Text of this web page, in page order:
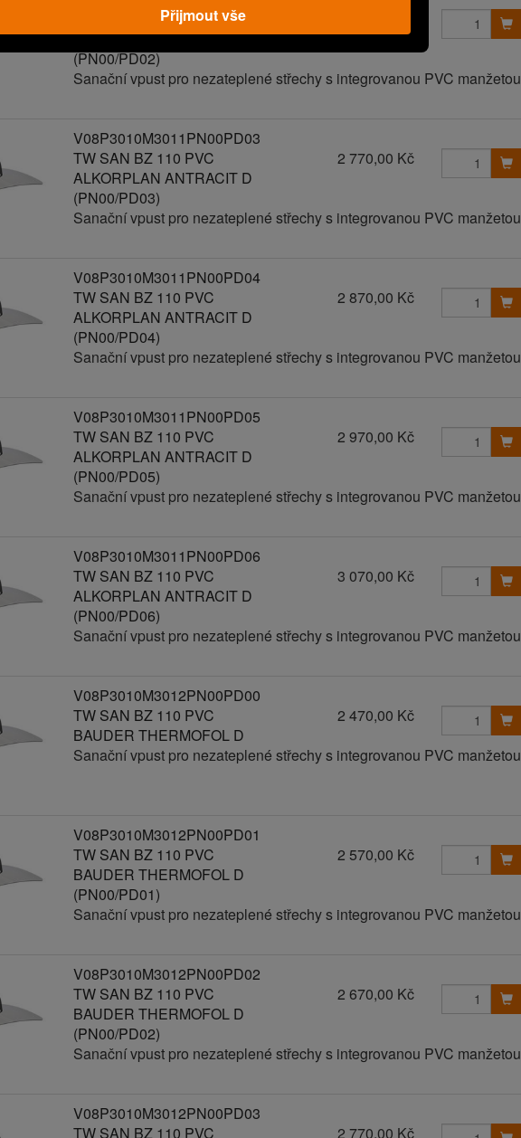
Přijmout vše
TW SAN BZ 110 PVC
ALKORPLAN ANTRACIT D
(PN00/PD02)
Sanační vpust pro nezateplené střechy s integrovanou PVC manžetou
V08P3010M3011PN00PD03
TW SAN BZ 110 PVC
ALKORPLAN ANTRACIT D
(PN00/PD03)
2 770,00 Kč
Sanační vpust pro nezateplené střechy s integrovanou PVC manžetou
V08P3010M3011PN00PD04
TW SAN BZ 110 PVC
ALKORPLAN ANTRACIT D
(PN00/PD04)
2 870,00 Kč
Sanační vpust pro nezateplené střechy s integrovanou PVC manžetou
V08P3010M3011PN00PD05
TW SAN BZ 110 PVC
ALKORPLAN ANTRACIT D
(PN00/PD05)
2 970,00 Kč
Sanační vpust pro nezateplené střechy s integrovanou PVC manžetou
V08P3010M3011PN00PD06
TW SAN BZ 110 PVC
ALKORPLAN ANTRACIT D
(PN00/PD06)
3 070,00 Kč
Sanační vpust pro nezateplené střechy s integrovanou PVC manžetou
V08P3010M3012PN00PD00
TW SAN BZ 110 PVC
BAUDER THERMOFOL D
2 470,00 Kč
Sanační vpust pro nezateplené střechy s integrovanou PVC manžetou
V08P3010M3012PN00PD01
TW SAN BZ 110 PVC
BAUDER THERMOFOL D
(PN00/PD01)
2 570,00 Kč
Sanační vpust pro nezateplené střechy s integrovanou PVC manžetou
V08P3010M3012PN00PD02
TW SAN BZ 110 PVC
BAUDER THERMOFOL D
(PN00/PD02)
2 670,00 Kč
Sanační vpust pro nezateplené střechy s integrovanou PVC manžetou
V08P3010M3012PN00PD03
TW SAN BZ 110 PVC
2 770,00 Kč